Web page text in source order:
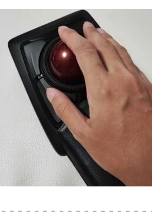
－－－－－－－－－－－－－－－－－－